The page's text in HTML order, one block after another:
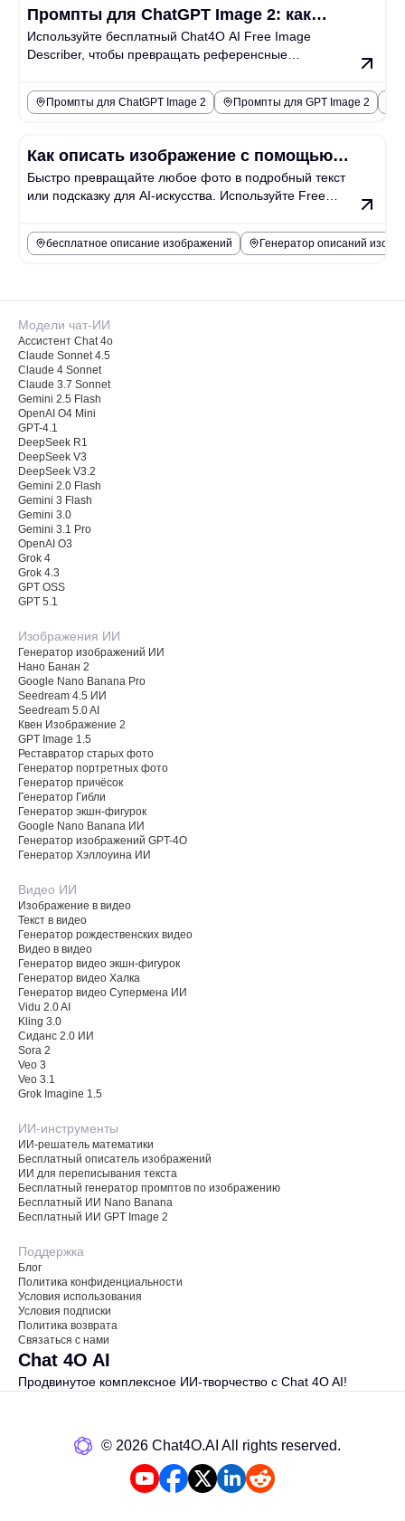
Промпты для ChatGPT Image 2: как
использовать описатель изображений,
чтобы писать более качественные
промпты для ИИ-изображений
Используйте бесплатный Chat4O AI Free Image
Describer, чтобы превращать референсные
2 для предметных фото, рекламы, превью
(миниатюр), постеров и обложек блогов.
Промпты для ChatGPT Image 2 Промпты для GPT Image 2
Как описать изображение с помощью
бесплатного ИИ для описания
изображений
Быстро превращайте любое фото в подробный текст
или подсказку для AI-искусства. Используйте Free
описаний изображений уже сегодня.
бесплатное описание изображений Генератор описаний
Модели чат-ИИ
Ассистент Chat 4o
Claude Sonnet 4.5
Claude 4 Sonnet
Claude 3.7 Sonnet
Gemini 2.5 Flash
OpenAI O4 Mini
GPT-4.1
DeepSeek R1
DeepSeek V3
DeepSeek V3.2
Gemini 2.0 Flash
Gemini 3 Flash
Gemini 3.0
Gemini 3.1 Pro
OpenAI O3
Grok 4
Grok 4.3
GPT OSS
GPT 5.1
Изображения ИИ
Генератор изображений ИИ
Нано Банан 2
Google Nano Banana Pro
Seedream 4.5 ИИ
Seedream 5.0 AI
Квен Изображение 2
GPT Image 1.5
Реставратор старых фото
Генератор портретных фото
Генератор причёсок
Генератор Гибли
Генератор экшн-фигурок
Google Nano Banana ИИ
Генератор изображений GPT-4O
Генератор Хэллоуина ИИ
Видео ИИ
Изображение в видео
Текст в видео
Генератор рождественских видео
Видео в видео
Генератор видео экшн-фигурок
Генератор видео Халка
Генератор видео Супермена ИИ
Vidu 2.0 AI
Kling 3.0
Сиданс 2.0 ИИ
Sora 2
Veo 3
Veo 3.1
Grok Imagine 1.5
ИИ-инструменты
ИИ-решатель математики
Бесплатный описатель изображений
ИИ для переписывания текста
Бесплатный генератор промптов по изображению
Бесплатный ИИ Nano Banana
Бесплатный ИИ GPT Image 2
Поддержка
Блог
Политика конфиденциальности
Условия использования
Условия подписки
Политика возврата
Связаться с нами
Chat 4O AI
Продвинутое комплексное ИИ-творчество с Chat 4O AI!
©️ 2026 Chat4O.AI All rights reserved.